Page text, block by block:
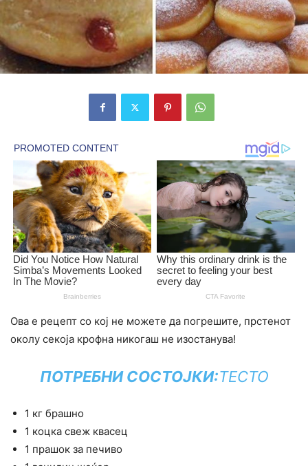
Ова е рецепт со кој не можете да погрешите, прстенот
околу секоја крофна никогаш не изостанува!
ПОТРЕБНИ СОСТОЈКИ:ТЕСТО
1 кг брашно
1 коцка свеж квасец
1 прашок за печиво